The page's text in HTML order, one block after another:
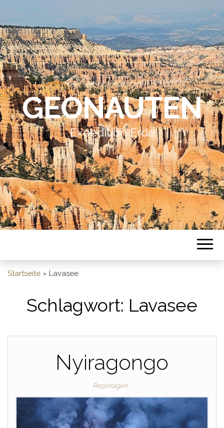
GEONAUTEN
Expedition Erde
Startseite » Lavasee
Schlagwort: Lavasee
Nyiragongo
Reportagen